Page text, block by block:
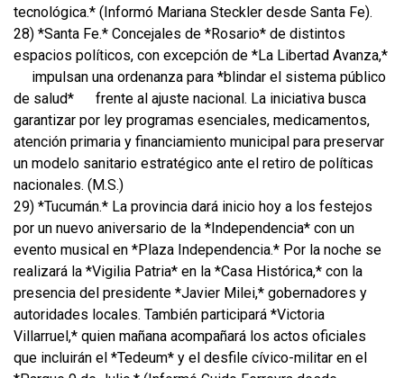
tecnológica.* (Informó Mariana Steckler desde Santa Fe).
28) *Santa Fe.* Concejales de *Rosario* de distintos
espacios políticos, con excepción de *La Libertad Avanza,*
impulsan una ordenanza para *blindar el sistema público
de salud*
frente al ajuste nacional. La iniciativa busca
garantizar por ley programas esenciales, medicamentos,
atención primaria y financiamiento municipal para preservar
un modelo sanitario estratégico ante el retiro de políticas
nacionales. (M.S.)
29) *Tucumán.* La provincia dará inicio hoy a los festejos
por un nuevo aniversario de la *Independencia* con un
evento musical en *Plaza Independencia.* Por la noche se
realizará la *Vigilia Patria* en la *Casa Histórica,* con la
presencia del presidente *Javier Milei,* gobernadores y
autoridades locales. También participará *Victoria
Villarruel,* quien mañana acompañará los actos oficiales
que incluirán el *Tedeum* y el desfile cívico-militar en el